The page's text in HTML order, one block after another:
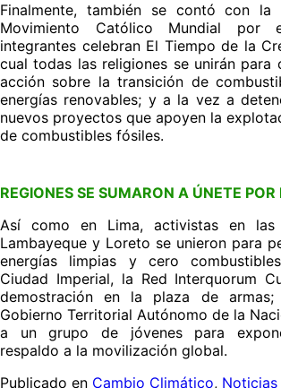
Finalmente, también se contó con la
Movimiento Católico Mundial por
integrantes celebran El Tiempo de la
cual todas las religiones se unirán para
acción sobre la transición de
energías renovables; y a la vez a
nuevos proyectos que apoyen la
de combustibles fósiles.
REGIONES SE SUMARON A ÚNETE
Así como en Lima, activistas en las
Lambayeque y Loreto se unieron para
energías limpias y cero
Ciudad Imperial, la Red Interquorum
demostración en la plaza de
Gobierno Territorial Autónomo de la
a un grupo de jóvenes para
respaldo a la movilización global.
Publicado en Cambio Climático, Noticias